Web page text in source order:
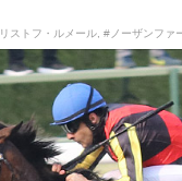
ストフ・ルメール #ノーザンファ